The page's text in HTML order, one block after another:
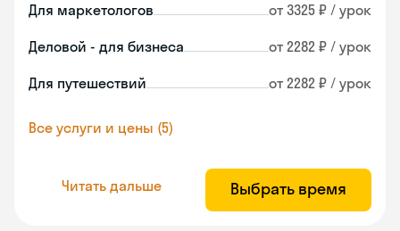
Для маркетологов от 3325 ₽ / урок
Деловой - для бизнеса от 2282 ₽ / урок
Для путешествий от 2282 ₽ / урок
Все услуги и цены (5)
Читать дальше Выбрать время